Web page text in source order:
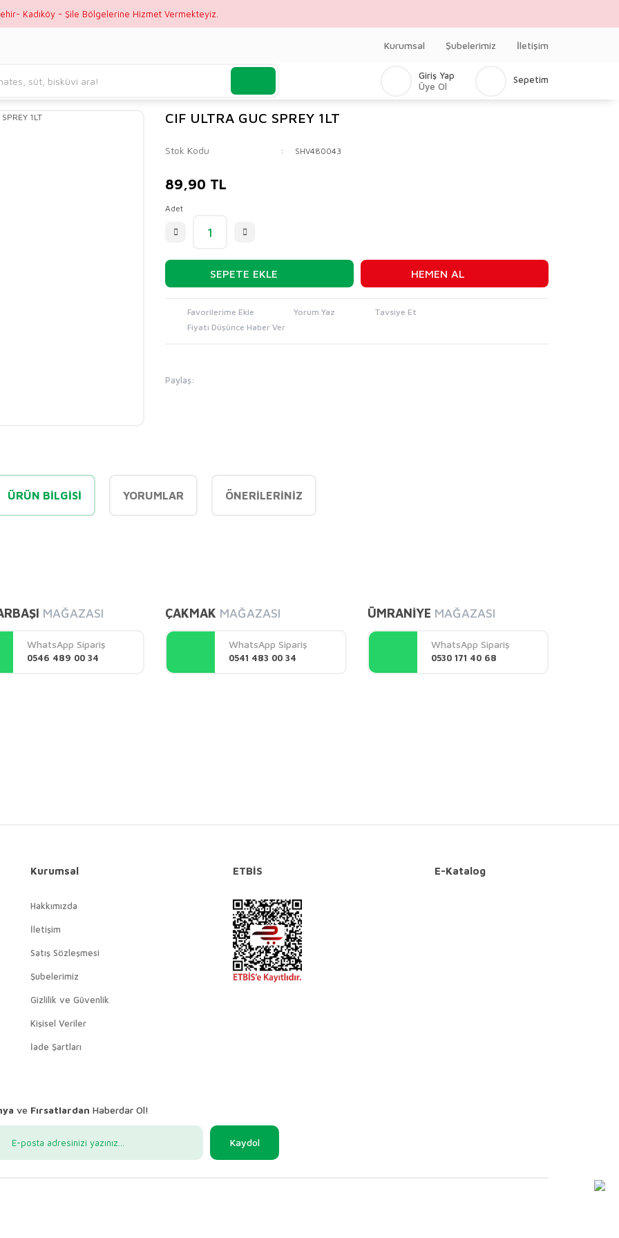
Kadıköy - Şile Bölgelerine Hizmet Vermekteyiz.
Kurumsal Şubelerimiz İletişim
Giriş Yap
Üye Ol
Sepetim
CIF ULTRA GUC SPREY 1LT
Stok Kodu SHV480043
89,90 TL
Adet
SEPETE EKLE HEMEN AL
Yorum Yaz
Tavsiye Et
Fiyatı Düşünce Haber Ver
Paylaş:
ÜRÜN BILGISI YORUMLAR ÖNERILERINIZ
Yorum Yaz
MAĞAZASI
WhatsApp Sipariş
0546 489 00 34
ÇAKMAK MAĞAZASI
WhatsApp Sipariş
0541 483 00 34
ÜMRANİYE MAĞAZASI
WhatsApp Sipariş
0530 171 40 68
Kurumsal
Hakkımızda
İletişim
Satış Sözleşmesi
Şubelerimiz
Gizlilik ve Güvenlik
Kişisel Veriler
İade Şartları
ETBİS E-Katalog
ve Fırsatlardan Haberdar Ol!
Kaydol